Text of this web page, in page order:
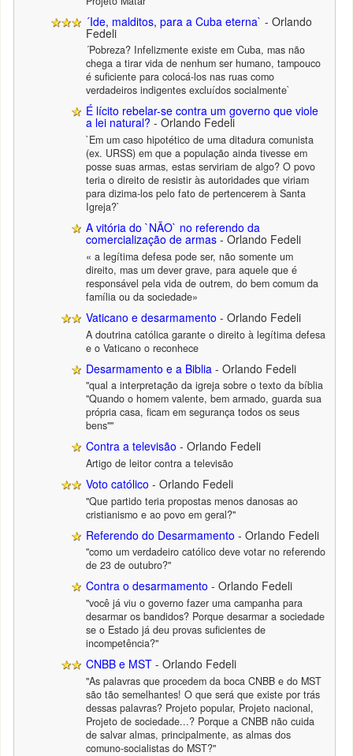
´Ide, malditos, para a Cuba eterna` - Orlando
Fedeli
´Pobreza? Infelizmente existe em Cuba, mas não
chega a tirar vida de nenhum ser humano, tampouco
é suficiente para colocá-los nas ruas como
verdadeiros indigentes excluídos socialmente`
É lícito rebelar-se contra um governo que viole
a lei natural? - Orlando Fedeli
`Em um caso hipotético de uma ditadura comunista
(ex. URSS) em que a população ainda tivesse em
posse suas armas, estas serviriam de algo? O povo
teria o direito de resistir às autoridades que viriam
para dizima-los pelo fato de pertencerem à Santa
Igreja?`
A vitória do `NÃO` no referendo da
comercialização de armas - Orlando Fedeli
« a legítima defesa pode ser, não somente um
direito, mas um dever grave, para aquele que é
responsável pela vida de outrem, do bem comum da
família ou da sociedade»
Vaticano e desarmamento - Orlando Fedeli
A doutrina católica garante o direito à legítima defesa
e o Vaticano o reconhece
Desarmamento e a Biblia - Orlando Fedeli
"qual a interpretação da igreja sobre o texto da bíblia
"Quando o homem valente, bem armado, guarda sua
própria casa, ficam em segurança todos os seus
bens""
Contra a televisão - Orlando Fedeli
Artigo de leitor contra a televisão
Voto católico - Orlando Fedeli
"Que partido teria propostas menos danosas ao
cristianismo e ao povo em geral?"
Referendo do Desarmamento - Orlando Fedeli
"como um verdadeiro católico deve votar no referendo
de 23 de outubro?"
Contra o desarmamento - Orlando Fedeli
"você já viu o governo fazer uma campanha para
desarmar os bandidos? Porque desarmar a sociedade
se o Estado já deu provas suficientes de
incompetência?"
CNBB e MST - Orlando Fedeli
"As palavras que procedem da boca CNBB e do MST
são tão semelhantes! O que será que existe por trás
dessas palavras? Projeto popular, Projeto nacional,
Projeto de sociedade...? Porque a CNBB não cuida
de salvar almas, principalmente, as almas dos
comuno-socialistas do MST?"